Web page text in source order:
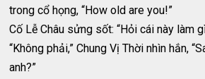
trong cổ họng, “How old are you!”
Cố Lễ Châu sửng sốt: “Hỏi cái này làm
“Không phải,” Chung Vị Thời nhìn hắn,
anh?”